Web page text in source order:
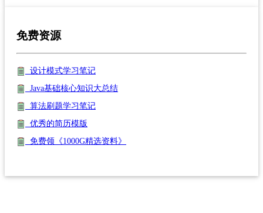
免费资源
设计模式学习笔记
Java基础核心知识大总结
算法刷题学习笔记
优秀的简历模版
免费领《1000G精选资料》